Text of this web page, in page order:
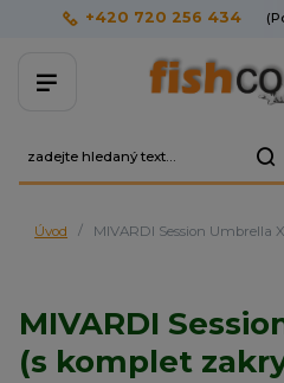
+420 720 256 434
Úvod MIVARDI Session Umbrella
MIVARDI
(s komplet